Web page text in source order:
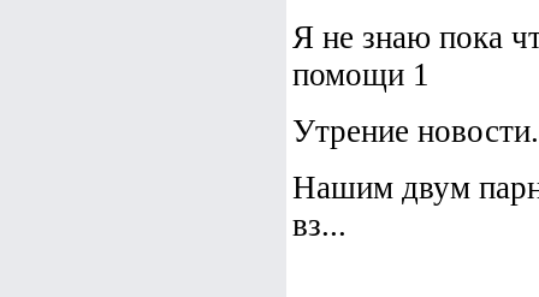
Я не знаю пока
помощи 1
Утрение новости.
Нашим двум
вз...